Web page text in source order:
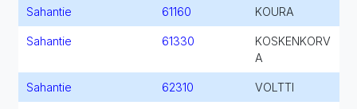
Sahantie 61160 KOURA
Sahantie 61330
KOSKENKORV
A
Sahantie 62310 VOLTTI